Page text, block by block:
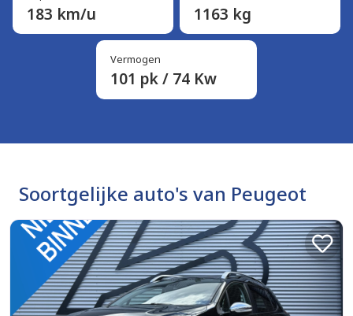
183 km/u 1163 kg
Vermogen
101 pk / 74 Kw
Soortgelijke auto's van Peugeot